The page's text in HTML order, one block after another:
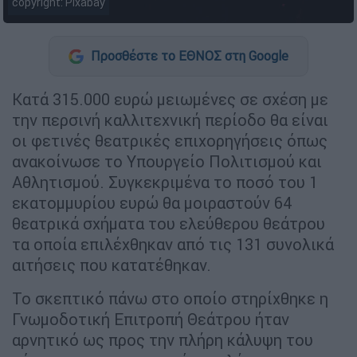
Προσθέστε το ΕΘΝΟΣ στη Google
Κατά 315.000 ευρώ μειωμένες σε σχέση με
την περσινή καλλιτεχνική περίοδο θα είναι
οι φετινές θεατρικές επιχορηγήσεις όπως
ανακοίνωσε το Υπουργείο Πολιτισμού και
Αθλητισμού. Συγκεκριμένα το ποσό του 1
εκατομμυρίου ευρώ θα μοιραστούν 64
θεατρικά σχήματα του ελεύθερου θεάτρου
τα οποία επιλέχθηκαν από τις 131 συνολικά
αιτήσεις που κατατέθηκαν.
Το σκεπτικό πάνω στο οποίο στηρίχθηκε η
Γνωμοδοτική Επιτροπή Θεάτρου ήταν
αρνητικό ως προς την πλήρη κάλυψη του